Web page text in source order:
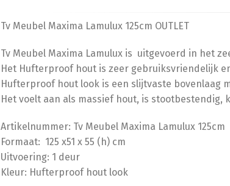
Tv Meubel Maxima Lamulux 125cm OUTLET
Tv Meubel Maxima Lamulux is uitgevoerd in het
Het Hufterproof hout is zeer gebruiksvriendelijk
Hufterproof hout look is een slijtvaste bovenlaag
Het voelt aan als massief hout, is
Artikelnummer: Tv Meubel Maxima Lamulux 125cm
Formaat: 125 x51 x 55 (h) cm
Uitvoering: 1 deur
Kleur: Hufterproof hout look